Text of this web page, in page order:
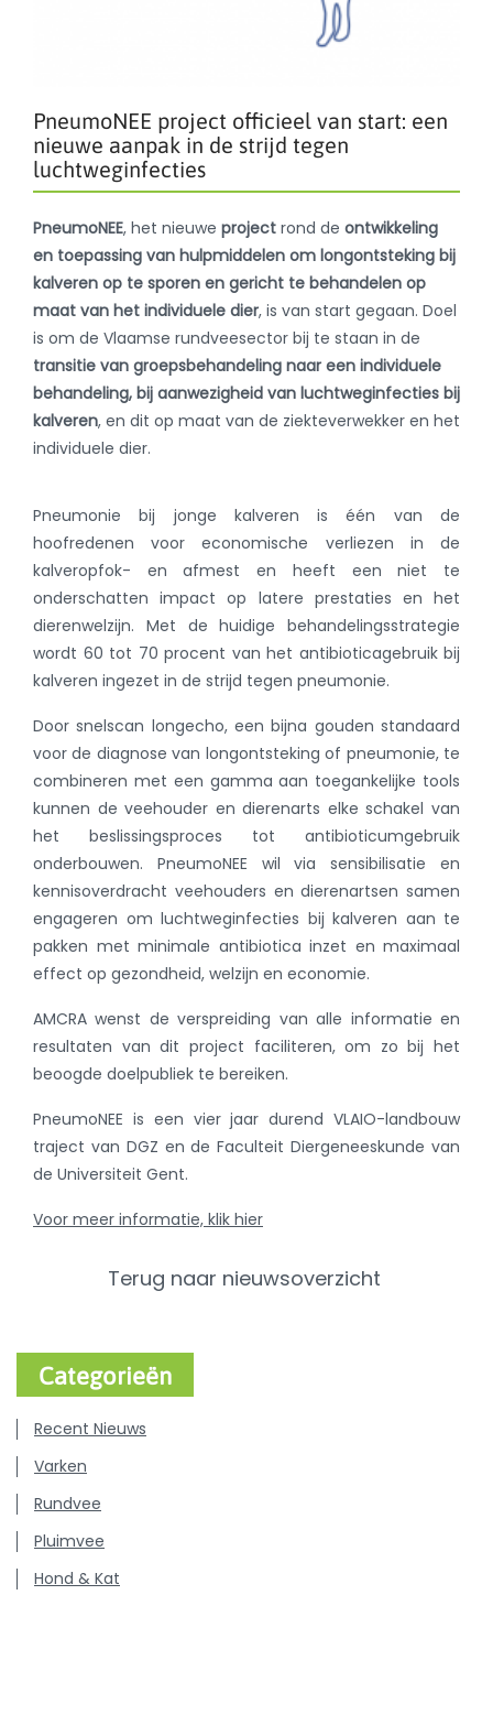
PneumoNEE project officieel van start: een
nieuwe aanpak in de strijd tegen
luchtweginfecties
PneumoNEE, het nieuwe project rond de ontwikkeling
en toepassing van hulpmiddelen om longontsteking bij
kalveren op te sporen en gericht te behandelen op
maat van het individuele dier, is van start gegaan. Doel
is om de Vlaamse rundveesector bij te staan in de
transitie van groepsbehandeling naar een individuele
behandeling, bij aanwezigheid van luchtweginfecties bij
kalveren, en dit op maat van de ziekteverwekker en het
individuele dier.
Pneumonie bij jonge kalveren is één van de
hoofredenen voor economische verliezen in de
kalveropfok- en afmest en heeft een niet te
onderschatten impact op latere prestaties en het
dierenwelzijn. Met de huidige behandelingsstrategie
wordt 60 tot 70 procent van het antibioticagebruik bij
kalveren ingezet in de strijd tegen pneumonie.
Door snelscan longecho, een bijna gouden standaard
voor de diagnose van longontsteking of pneumonie, te
combineren met een gamma aan toegankelijke tools
kunnen de veehouder en dierenarts elke schakel van
het beslissingsproces tot antibioticumgebruik
onderbouwen. PneumoNEE wil via sensibilisatie en
kennisoverdracht veehouders en dierenartsen samen
engageren om luchtweginfecties bij kalveren aan te
pakken met minimale antibiotica inzet en maximaal
effect op gezondheid, welzijn en economie.
AMCRA wenst de verspreiding van alle informatie en
resultaten van dit project faciliteren, om zo bij het
beoogde doelpubliek te bereiken.
PneumoNEE is een vier jaar durend VLAIO-landbouw
traject van DGZ en de Faculteit Diergeneeskunde van
de Universiteit Gent.
Voor meer informatie, klik hier
Terug naar nieuwsoverzicht
Categorieën
Recent Nieuws
Varken
Rundvee
Pluimvee
Hond & Kat